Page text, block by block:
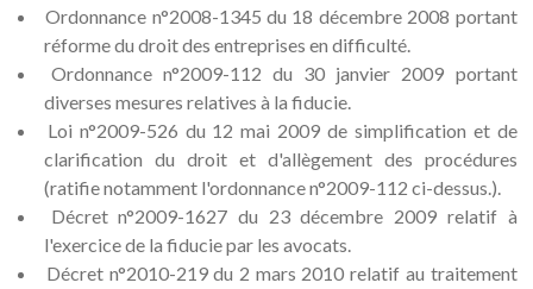
Ordonnance n°2008-1345 du 18 décembre 2008 portant
réforme du droit des entreprises en difficulté.
Ordonnance n°2009-112 du 30 janvier 2009 portant
diverses mesures relatives à la fiducie.
Loi n°2009-526 du 12 mai 2009 de simplification et de
clarification du droit et d'allègement des procédures
(ratifie notamment l'ordonnance n°2009-112 ci-dessus.).
Décret n°2009-1627 du 23 décembre 2009 relatif à
l'exercice de la fiducie par les avocats.
Décret n°2010-219 du 2 mars 2010 relatif au traitement